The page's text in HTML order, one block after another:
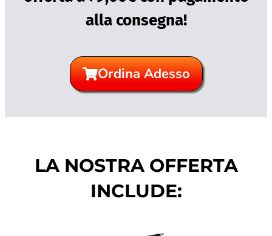
alla consegna!
Ordina Adesso
LA NOSTRA OFFERTA
INCLUDE: